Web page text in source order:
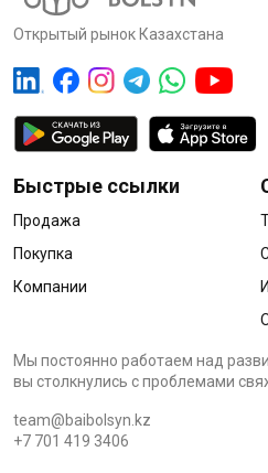
Открытый рынок Казахстана
Быстрые ссылки
Продажа
Покупка
Компании
Мы постоянно работаем над
вы столкнулись с проблемами
team@baibolsyn.kz
+7 701 419 3406